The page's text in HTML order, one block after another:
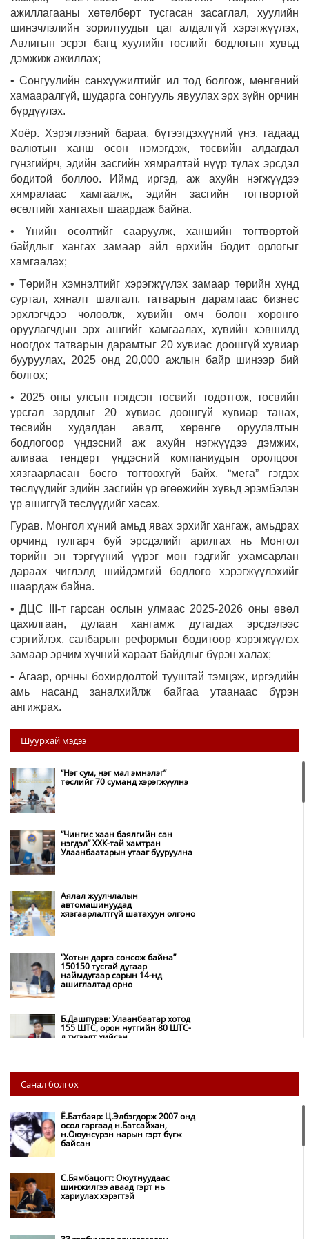
ажиллагааны хөтөлбөрт тусгасан засаглал, хуулийн
шинэчлэлийн зорилтуудыг цаг алдалгүй хэрэгжүүлэх,
Авлигын эсрэг багц хуулийн төслийг бодлогын хувьд
дэмжиж ажиллах;
• Сонгуулийн санхүүжилтийг ил тод болгож, мөнгөний
хамааралгүй, шударга сонгууль явуулах эрх зүйн орчин
бүрдүүлэх.
Хоёр. Хэрэглээний бараа, бүтээгдэхүүний үнэ, гадаад
валютын ханш өсөн нэмэгдэж, төсвийн алдагдал
гүнзгийрч, эдийн засгийн хямралтай нүүр тулах эрсдэл
бодитой боллоо. Иймд иргэд, аж ахуйн нэгжүүдээ
хямралаас хамгаалж, эдийн засгийн тогтвортой
өсөлтийг хангахыг шаардаж байна.
• Үнийн өсөлтийг сааруулж, ханшийн тогтвортой
байдлыг хангах замаар айл өрхийн бодит орлогыг
хамгаалах;
• Төрийн хэмнэлтийг хэрэгжүүлэх замаар төрийн хүнд
суртал, хяналт шалгалт, татварын дарамтаас бизнес
эрхлэгчдээ чөлөөлж, хувийн өмч болон хөрөнгө
оруулагчдын эрх ашгийг хамгаалах, хувийн хэвшилд
ноогдох татварын дарамтыг 20 хувиас доошгүй хувиар
бууруулах, 2025 онд 20,000 ажлын байр шинээр бий
болгох;
• 2025 оны улсын нэгдсэн төсвийг тодотгож, төсвийн
урсгал зардлыг 20 хувиас доошгүй хувиар танах,
төсвийн худалдан авалт, хөрөнгө оруулалтын
бодлогоор үндэсний аж ахуйн нэгжүүдээ дэмжих,
аливаа тендерт үндэсний компаниудын оролцоог
хязгаарласан босго тогтоохгүй байх, “мега” гэгдэх
төслүүдийг эдийн засгийн үр өгөөжийн хувьд эрэмбэлэн
үр ашиггүй төслүүдийг хасах.
Гурав. Монгол хүний амьд явах эрхийг хангаж, амьдрах
орчинд тулгарч буй эрсдэлийг арилгах нь Монгол
төрийн эн тэргүүний үүрэг мөн гэдгийг ухамсарлан
дараах чиглэлд шийдэмгий бодлого хэрэгжүүлэхийг
шаардаж байна.
• ДЦС III-т гарсан ослын улмаас 2025-2026 оны өвөл
цахилгаан, дулаан хангамж дутагдах эрсдэлээс
сэргийлэх, салбарын реформыг бодитоор хэрэгжүүлэх
замаар эрчим хүчний хараат байдлыг бүрэн халах;
• Агаар, орчны бохирдолтой тууштай тэмцэж, иргэдийн
амь насанд заналхийлж байгаа утаанаас бүрэн
ангижрах.
Шуурхай мэдээ
“Нэг сум, нэг мал эмнэлэг”
төслийг 70 суманд хэрэгжүүлнэ
“Чингис хаан баялгийн сан
нэгдэл” ХХК-тай хамтран
Улаанбаатарын утааг бууруулна
Аялал жуулчлалын
автомашинуудад
хязгаарлалтгүй шатахуун олгоно
“Хотын дарга сонсож байна”
150150 тусгай дугаар
наймдугаар сарын 14-нд
ашиглалтад орно
Б.Дашпүрэв: Улаанбаатар хотод
155 ШТС, орон нутгийн 80 ШТС-
д түгээлт хийсэн
НИТХ: Багануур ХК-ийг түшиглэн
нүүрс-пиролизийн үйлдвэр
байгуулж, ирэх оноос хагас кокс
Амаргүй цаг үеийг ирэх
НИТХ-ын төлөөлөгчид COP17
Санал болгох
Ё.Батбаяр: Ц.Элбэгдорж 2007 онд
осол гаргаад н.Батсайхан,
н.Оюунсүрэн нарын гэрт бүгж
байсан
С.Бямбацогт: Оюутнуудаас
шинжилгээ аваад гэрт нь
хариулах хэрэгтэй